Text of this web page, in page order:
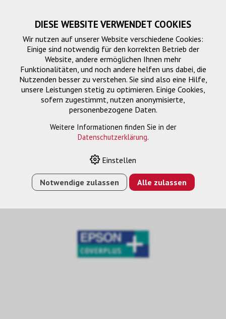
DIESE WEBSITE VERWENDET COOKIES
Wir nutzen auf unserer Website verschiedene Cookies:
Einige sind notwendig für den korrekten Betrieb der
Website, andere ermöglichen Ihnen mehr
Funktionalitäten, und noch andere helfen uns dabei, die
Nutzenden besser zu verstehen. Sie sind also eine Hilfe,
unsere Leistungen stetig zu optimieren. Einige Cookies,
sofern zugestimmt, nutzen anonymisierte,
personenbezogene Daten.
Weitere Informationen finden Sie in der
Datenschutzerklärung.
Einstellen
Notwendige zulassen Alle zulassen